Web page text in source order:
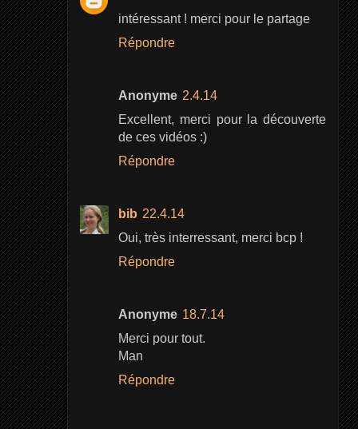
intéressant ! merci pour le partage
Répondre
Anonyme 2.4.14
Excellent, merci pour la découverte
de ces vidéos :)
Répondre
bib 22.4.14
Oui, très interressant, merci bcp !
Répondre
Anonyme 18.7.14
Merci pour tout.
Man
Répondre